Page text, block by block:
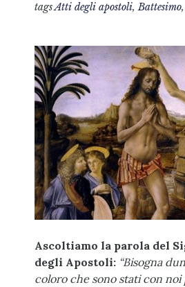
tagsAtti degli apostoli,Battesimo,
Ascoltiamo la parola del
degli Apostoli: “Bisogna
coloro che sono stati con